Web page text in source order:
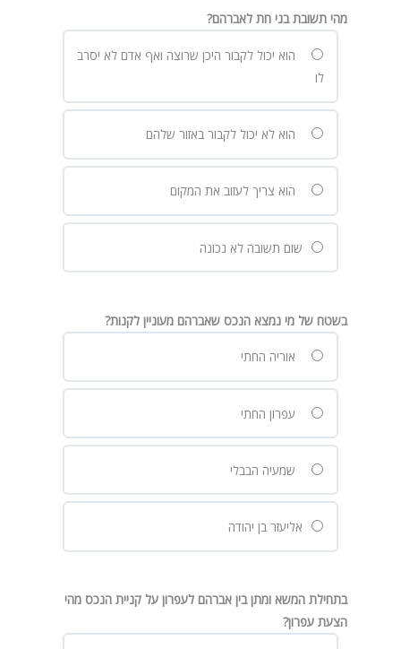
מהי תשובת בני חת לאברהם?
הוא יכול לקבור היכן שרוצה ואף אדם לא יסרב
לו
הוא לא יכול לקבור באזור שלהם
הוא צריך לעזוב את המקום
שום תשובה לא נכונה
בשטח של מי נמצא הנכס שאברהם מעוניין לקנות?
אוריה החתי
עפרון החתי
שמעיה הבבלי
אליעזר בן יהודה
בתחילת המשא ומתן בין אברהם לעפרון על קניית הנכס מהי
הצעת עפרון?